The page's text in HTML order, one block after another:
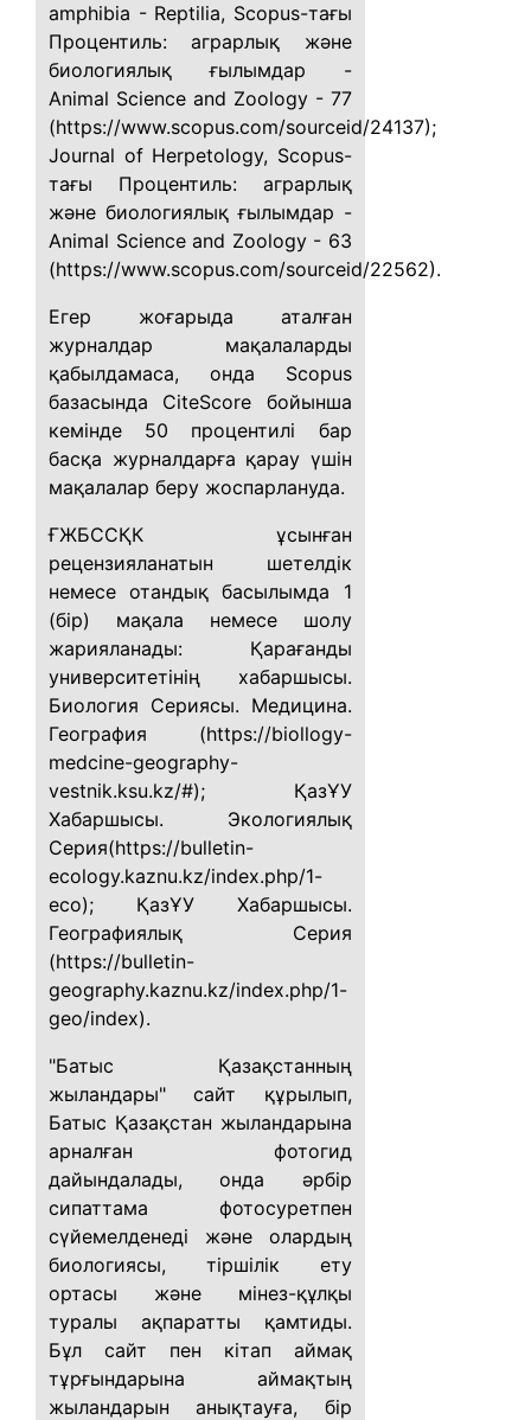
amphibia - Reptilia, Scopus-тағы
Процентиль: аграрлық және
биологиялық ғылымдар -
Animal Science and Zoology - 77
(https://www.scopus.com/sourceid/24137);
Journal of Herpetology, Scopus-
тағы Процентиль: аграрлық
және биологиялық ғылымдар -
Animal Science and Zoology - 63
(https://www.scopus.com/sourceid/22562).
Егер жоғарыда аталған
журналдар мақалаларды
қабылдамаса, онда Scopus
базасында CiteScore бойынша
кемінде 50 процентилі бар
басқа журналдарға қарау үшін
мақалалар беру жоспарлануда.
ҒЖБССҚК ұсынған
рецензияланатын шетелдік
немесе отандық басылымда 1
(бір) мақала немесе шолу
жарияланады: Қарағанды
университетінің хабаршысы.
Биология Сериясы. Медицина.
География (https://biollogy-
medcine-geography-
vestnik.ksu.kz/#); ҚазҰУ
Хабаршысы. Экологиялық
Серия(https://bulletin-
ecology.kaznu.kz/index.php/1-
eco); ҚазҰУ Хабаршысы.
Географиялық Серия
(https://bulletin-
geography.kaznu.kz/index.php/1-
geo/index).
"Батыс Қазақстанның
жыландары" сайт құрылып,
Батыс Қазақстан жыландарына
арналған фотогид
дайындалады, онда әрбір
сипаттама фотосуретпен
сүйемелденеді және олардың
биологиясы, тіршілік ету
ортасы және мінез-құлқы
туралы ақпаратты қамтиды.
Бұл сайт пен кітап аймақ
тұрғындарына аймақтың
жыландарын анықтауға, бір